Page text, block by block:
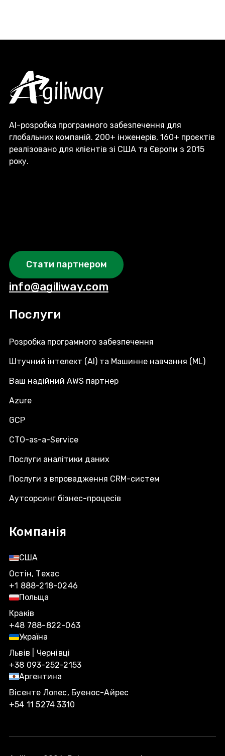
AI-розробка програмного забезпечення для
глобальних компаній. 200+ інженерів, 160+ проєктів
реалізовано для клієнтів зі США та Європи з 2015
року.
Стати партнером
info@agiliway.com
Послуги
Розробка програмного забезпечення
Штучний інтелект (AI) та Машинне навчання (ML)
Ваш надійний AWS партнер
Azure
GCP
CTO-as-a-Service
Послуги аналітики даних
Послуги з впровадження CRM-систем
Аутсорсинг бізнес-процесів
Компанія
США
Остін, Техас
+1 888-218-0246
Польща
Краків
+48 788-822-063
Україна
Львів | Чернівці
+38 093-252-2153
Аргентина
Вісенте Лопес, Буенос-Айрес
+54 11 5274 3310